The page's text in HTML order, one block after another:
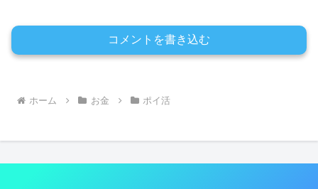
コメントを書き込む
ホーム お金 ポイ活